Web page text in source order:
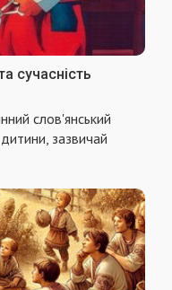
сучасність
слов'янський
зазвичай